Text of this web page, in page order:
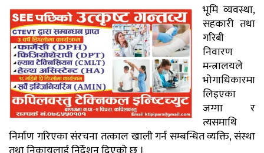
भूमि व्यवस्था,
सहकारी तथा
गरिबी
निवारण
मन्त्रालयले
भोगाधिकारमा
लिइएका
जग्गा र
त्यसमाथि
निर्माण गरिएका संरचना तत्काल खाली गर्न सम्बन्धित व्यक्ति, संस्था